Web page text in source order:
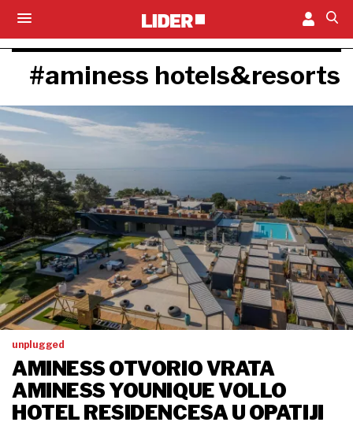
#aminess hotels&resorts
unplugged
AMINESS OTVORIO VRATA
AMINESS YOUNIQUE VOLLO
HOTEL RESIDENCESA U OPATIJI